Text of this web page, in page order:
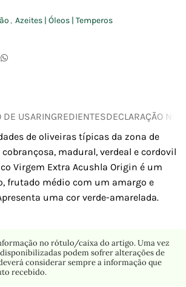
, Azeites | Óleos | Temperos
DE USARINGREDIENTESDECLARAÇÃO
de oliveiras típicas da zona de
madural, verdeal e cordovil
Virgem Extra Acushla Origin é um
frutado médio com um amargo e
uma cor verde-amarelada.
no rótulo/caixa do artigo. Uma vez
podem sofrer alterações de
considerar sempre a informação que
recebido.